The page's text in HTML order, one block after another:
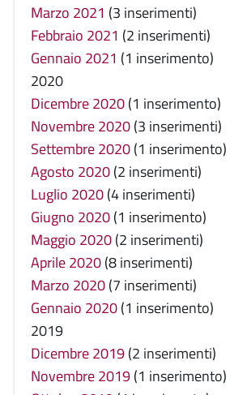
Marzo 2021 (3 inserimenti)
Febbraio 2021 (2 inserimenti)
Gennaio 2021 (1 inserimento)
2020
Dicembre 2020(1 inserimento)
Novembre 2020(3 inserimenti)
Settembre 2020(1 inserimento)
Agosto 2020(2 inserimenti)
Luglio 2020(4 inserimenti)
Giugno 2020(1 inserimento)
Maggio 2020(2 inserimenti)
Aprile 2020(8 inserimenti)
Marzo 2020(7 inserimenti)
Gennaio 2020(1 inserimento)
2019
Dicembre 2019(2 inserimenti)
Novembre 2019(1 inserimento)